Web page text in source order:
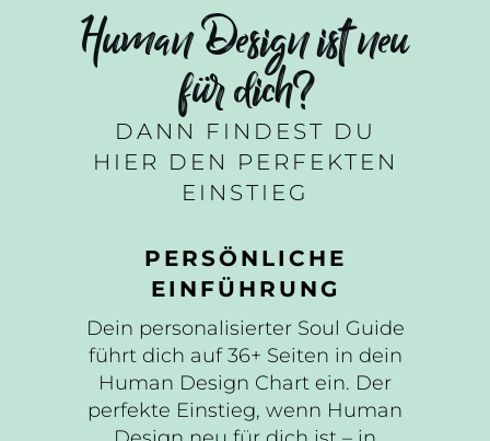
Human Design ist neu
für dich?
DANN FINDEST DU
HIER DEN PERFEKTEN
EINSTIEG
PERSÖNLICHE
EINFÜHRUNG
Dein personalisierter Soul Guide
führt dich auf 36+ Seiten in dein
Human Design Chart ein. Der
perfekte Einstieg, wenn Human